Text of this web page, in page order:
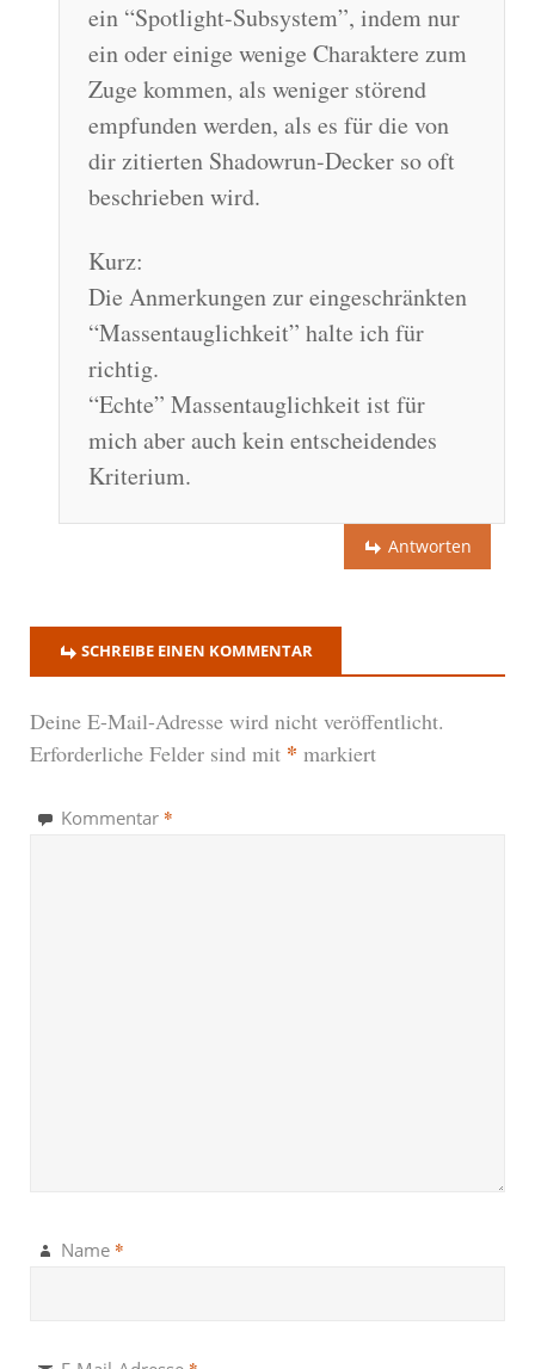
ein “Spotlight-Subsystem”, indem nur
ein oder einige wenige Charaktere zum
Zuge kommen, als weniger störend
empfunden werden, als es für die von
dir zitierten Shadowrun-Decker so oft
beschrieben wird.
Kurz:
Die Anmerkungen zur eingeschränkten
“Massentauglichkeit” halte ich für
richtig.
“Echte” Massentauglichkeit ist für
mich aber auch kein entscheidendes
Kriterium.
Antworten
SCHREIBE EINEN KOMMENTAR
Deine E-Mail-Adresse wird nicht veröffentlicht.
Erforderliche Felder sind mit * markiert
Kommentar *
Name *